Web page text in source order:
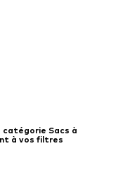
catégorie Sacs à
à vos filtres